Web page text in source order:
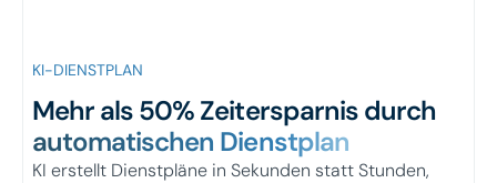
KI-DIENSTPLAN
Mehr als 50% Zeitersparnis durch
automatischen Dienstplan
KI erstellt Dienstpläne in Sekunden statt Stunden,